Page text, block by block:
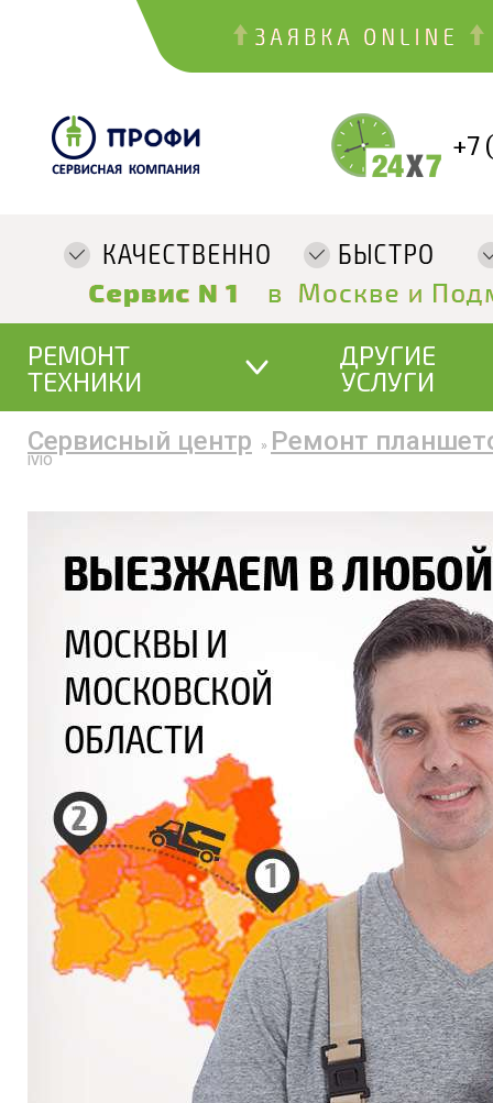
+7
РЕМОНТ
ТЕХНИКИ
ДРУГИЕ
УСЛУГИ
Сервисный центр » Ремонт
IVIO